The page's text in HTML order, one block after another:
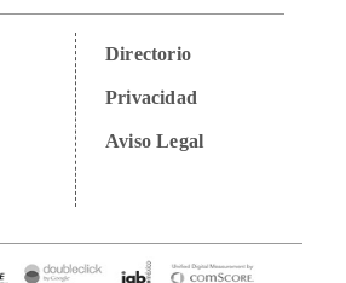
Directorio
Privacidad
Aviso Legal